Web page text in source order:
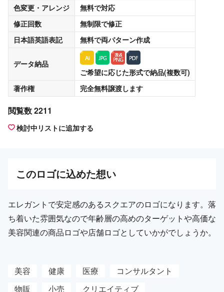
色変更・アレンジ
無料で対応
修正回数
無制限で修正
日本語英語表記
無料で両パターン作成
データ納品
ご希望に応じた形式で納品(複数可)
著作権
完全無料譲渡します
閲覧数 2211
検討中リストに追加する
このロゴに込めた想い
エレガントで安定感のあるスクエアのロゴになります。落
ち着いた雰囲気なので年齢層の高めのターゲットや高価な
美容関連の商品ロゴや店舗ロゴとしていかがでしょうか。
美容 健康 医療
コンサルタント
物販
小売 クリエイティブ